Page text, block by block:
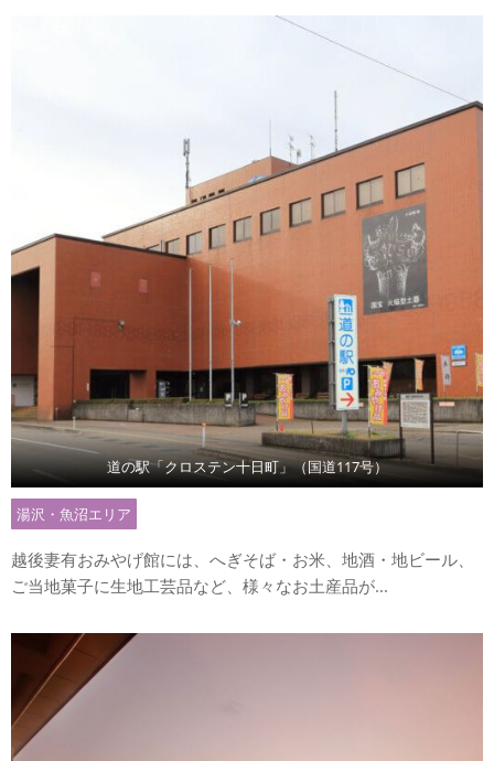
道の駅「クロステン十日町」（国道117号）
湯沢・魚沼エリア
越後妻有おみやげ館には、へぎそば・お米、地酒・地ビール、
ご当地菓子に生地工芸品など、様々なお土産品が...